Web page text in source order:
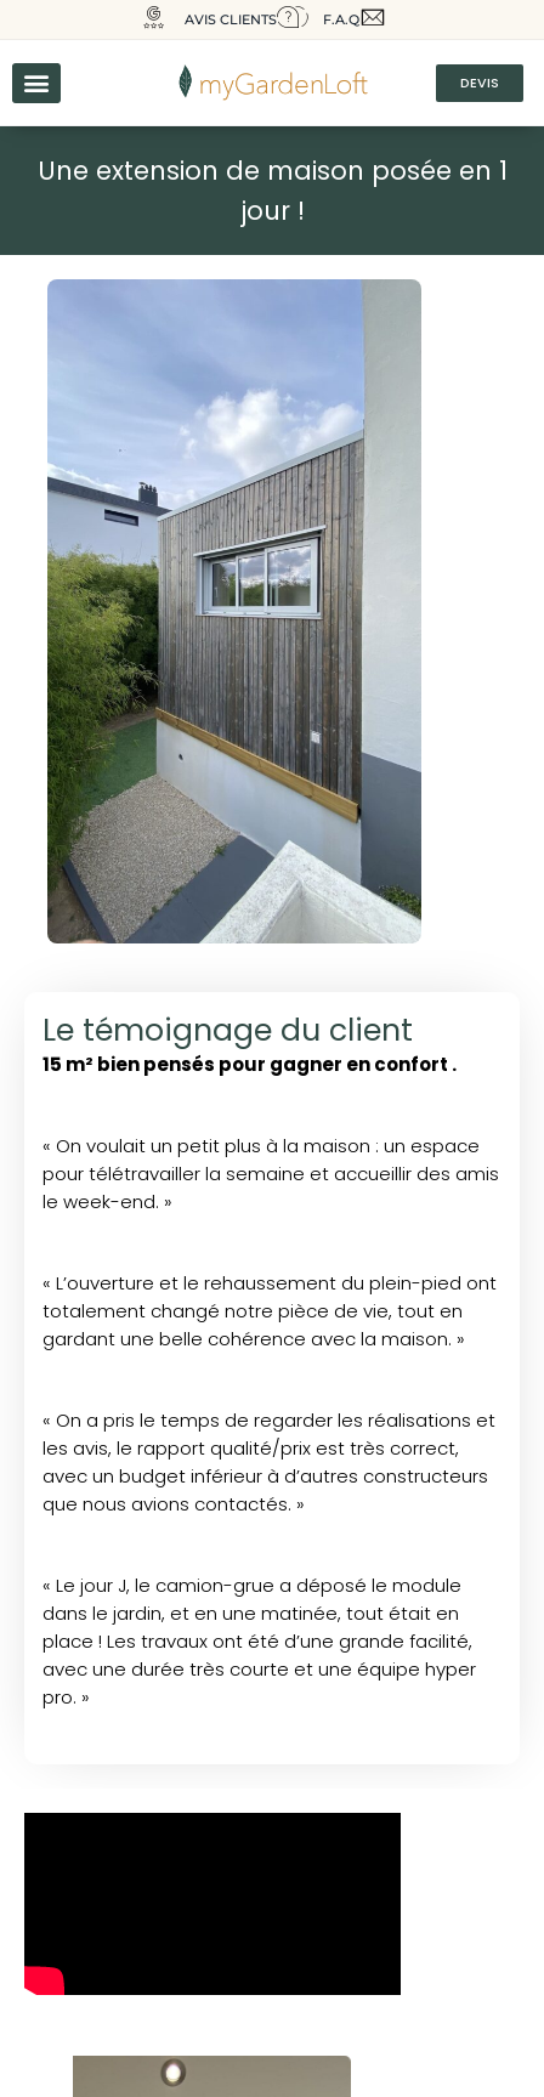
AVIS CLIENTS F.A.Q
DEVIS
Une extension de maison posée en 1
jour !
Le témoignage du client
15 m² bien pensés pour gagner en confort .
« On voulait un petit plus à la maison : un espace
pour télétravailler la semaine et accueillir des amis
le week-end. »
« L’ouverture et le rehaussement du plein-pied ont
totalement changé notre pièce de vie, tout en
gardant une belle cohérence avec la maison. »
« On a pris le temps de regarder les réalisations et
les avis, le rapport qualité/prix est très correct,
avec un budget inférieur à d’autres constructeurs
que nous avions contactés. »
« Le jour J, le camion-grue a déposé le module
dans le jardin, et en une matinée, tout était en
place ! Les travaux ont été d’une grande facilité,
avec une durée très courte et une équipe hyper
pro. »